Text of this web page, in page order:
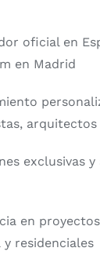
oficial en
en Madrid
exclusivas
en
residenciales